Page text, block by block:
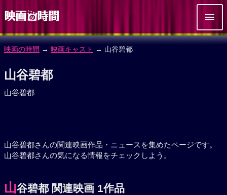
映画の時間 → 映画キャスト → 山谷碧都
山谷碧都
山谷碧都
山谷碧都さんの関連映画作品・ニュースを集めたページです。
山谷碧都さんの気になる情報をチェックしよう。
山谷碧都 関連映画 1作品